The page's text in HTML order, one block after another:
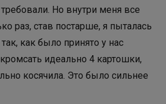
Но внутри меня все
раз, став постарше, я пыталась
так, как было принято у нас
идеально 4 картошки,
косячила. Это было сильнее